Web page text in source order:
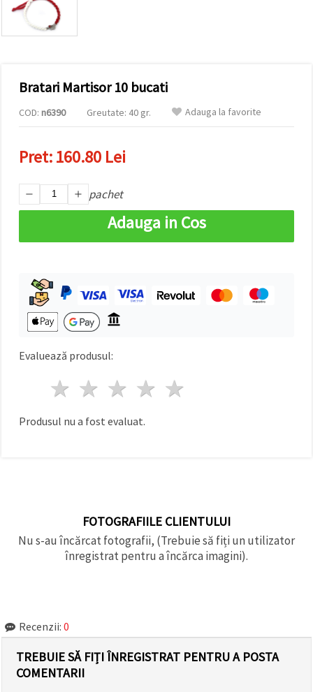
acord să
clic pe "pe
vă indicați
preferințele
în setări
un tip de
cookie -uri
făcând clic
pe butonul
"Salvați"
Аcceptati
Setări
Bratari Martisor 10 bucati
COD: n6390 Greutate: 40 gr. Adauga la favorite
Pret:160.80 Lei
pachet
Adauga in Cos
Evaluează produsul:
4 stele
3 stele
2 stele
1 stea
Produsul nu a fost evaluat.
FOTOGRAFIILE CLIENTULUI
Nu s-au încărcat fotografii, (Trebuie să fiți un utilizator
înregistrat pentru a încărca imagini).
Recenzii: 0
TREBUIE SĂ FIȚI ÎNREGISTRAT PENTRU A POSTA
COMENTARII